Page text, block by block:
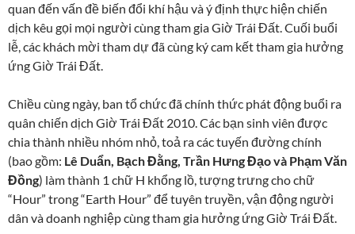
quan đến vấn đề biến đổi khí hậu và ý định thực hiện chiến
dịch kêu gọi mọi người cùng tham gia Giờ Trái Đất. Cuối buổi
lễ, các khách mời tham dự đã cùng ký cam kết tham gia hưởng
ứng Giờ Trái Đất.
Chiều cùng ngày, ban tổ chức đã chính thức phát động buổi ra
quân chiến dịch Giờ Trái Đất 2010. Các bạn sinh viên được
chia thành nhiều nhóm nhỏ, toả ra các tuyến đường chính
(bao gồm: Lê Duẩn, Bạch Đằng, Trần Hưng Đạo và Phạm Văn
Đồng) làm thành 1 chữ H khổng lồ, tượng trưng cho chữ
“Hour” trong “Earth Hour” để tuyên truyền, vận động người
dân và doanh nghiệp cùng tham gia hưởng ứng Giờ Trái Đất.